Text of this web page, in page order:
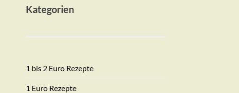
Kategorien
1 bis 2 Euro Rezepte
1 Euro Rezepte